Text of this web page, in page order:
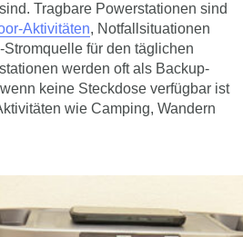
Tragbare Powerstationen sind
Aktivitäten, Notfallsituationen
für den täglichen
werden oft als Backup-
keine Steckdose verfügbar ist
wie Camping, Wandern